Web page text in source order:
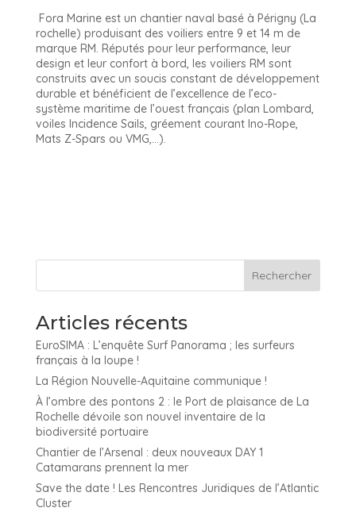
Fora Marine est un chantier naval basé à Périgny (La
rochelle) produisant des voiliers entre 9 et 14 m de
marque RM. Réputés pour leur performance, leur
design et leur confort à bord, les voiliers RM sont
construits avec un soucis constant de développement
durable et bénéficient de l’excellence de l’eco-
système maritime de l’ouest français (plan Lombard,
voiles Incidence Sails, gréement courant Ino-Rope,
Mats Z-Spars ou VMG,…).
Articles récents
EuroSIMA : L’enquête Surf Panorama ; les surfeurs
français à la loupe !
La Région Nouvelle-Aquitaine communique !
À l’ombre des pontons 2 : le Port de plaisance de La
Rochelle dévoile son nouvel inventaire de la
biodiversité portuaire
Chantier de l’Arsenal : deux nouveaux DAY 1
Catamarans prennent la mer
Save the date ! Les Rencontres Juridiques de l’Atlantic
Cluster